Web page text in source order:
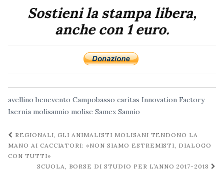
Sostieni la stampa libera,
anche con 1 euro.
avellino benevento Campobasso caritas Innovation Factory
Isernia molisannio molise Samex Sannio
Navigazione
post
REGIONALI, GLI ANIMALISTI MOLISANI TENDONO LA
MANO AI CACCIATORI: «NON SIAMO ESTREMISTI, DIALOGO
CON TUTTI»
SCUOLA, BORSE DI STUDIO PER L’ANNO 2017-2018